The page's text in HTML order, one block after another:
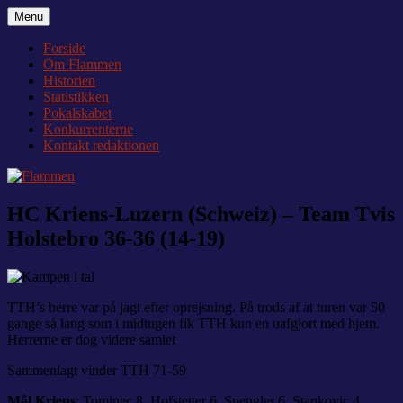
Videre
til
indhold
Flammen
Nyheder og debat om Team Tvis Holstebro
Menu
Forside
Om Flammen
Historien
Statistikken
Pokalskabet
Konkurrenterne
Kontakt redaktionen
HC Kriens-Luzern (Schweiz) – Team Tvis
Holstebro 36-36 (14-19)
TTH’s herre var på jagt efter oprejsning. På trods af at turen var 50
gange så lang som i midtugen fik TTH kun en uafgjort med hjem.
Herrerne er dog videre samlet
Sammenlagt vinder TTH 71-59